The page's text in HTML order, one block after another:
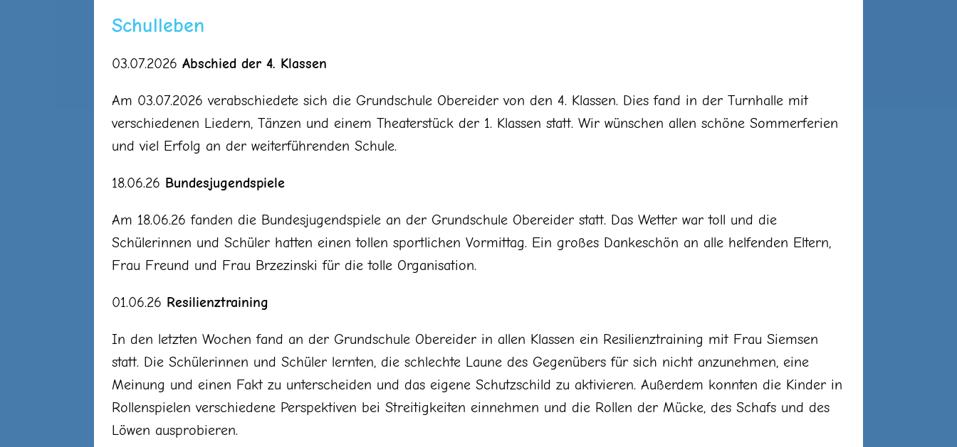
Schulleben
03.07.2026 Abschied der 4. Klassen
Am 03.07.2026 verabschiedete sich die Grundschule Obereider von den 4. Klassen. Dies fand in der Turnhalle mit
verschiedenen Liedern, Tänzen und einem Theaterstück der 1. Klassen statt. Wir wünschen allen schöne Sommerferien
und viel Erfolg an der weiterführenden Schule.
18.06.26 Bundesjugendspiele
Am 18.06.26 fanden die Bundesjugendspiele an der Grundschule Obereider statt. Das Wetter war toll und die
Schülerinnen und Schüler hatten einen tollen sportlichen Vormittag. Ein großes Dankeschön an alle helfenden Eltern,
Frau Freund und Frau Brzezinski für die tolle Organisation.
01.06.26 Resilienztraining
In den letzten Wochen fand an der Grundschule Obereider in allen Klassen ein Resilienztraining mit Frau Siemsen
statt. Die Schülerinnen und Schüler lernten, die schlechte Laune des Gegenübers für sich nicht anzunehmen, eine
Meinung und einen Fakt zu unterscheiden und das eigene Schutzschild zu aktivieren. Außerdem konnten die Kinder in
Rollenspielen verschiedene Perspektiven bei Streitigkeiten einnehmen und die Rollen der Mücke, des Schafs und des
Löwen ausprobieren.